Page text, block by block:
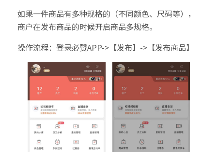
如果一件商品有多种规格的（不同颜色、尺码等），
商户在发布商品的时候开启商品多规格。
操作流程：登录必赞APP->【发布】->【发布商品】